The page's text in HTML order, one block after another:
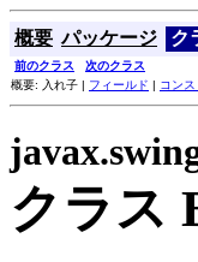
概要 パッケージ ク
前のクラス 次のクラス
概要: 入れ子 | フィールド | コン
クラス